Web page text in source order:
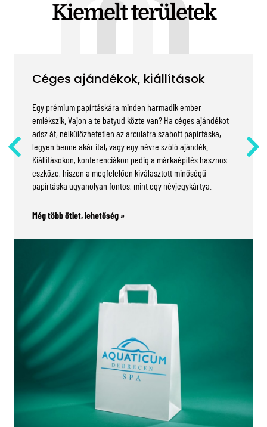
Kiemelt területek
Céges ajándékok, kiállítások
Egy prémium papírtáskára minden harmadik ember
emlékszik. Vajon a te batyud közte van? Ha céges ajándékot
adsz át, nélkülözhetetlen az arculatra szabott papírtáska,
legyen benne akár ital, vagy egy névre szóló ajándék.
Kiállításokon, konferenciákon pedig a márkaépítés hasznos
eszköze, hiszen a megfelelően kiválasztott minőségű
papírtáska ugyanolyan fontos, mint egy névjegykártya.
Még több ötlet, lehetőség »